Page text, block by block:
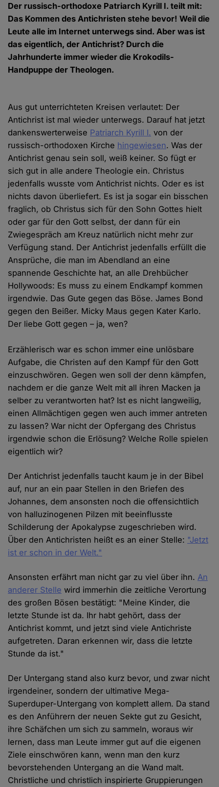
Der russisch-orthodoxe Patriarch Kyrill I. teilt mit:
Das Kommen des Antichristen stehe bevor! Weil die
Leute alle im Internet unterwegs sind. Aber was ist
das eigentlich, der Antichrist? Durch die
Jahrhunderte immer wieder die Krokodils-
Handpuppe der Theologen.
Aus gut unterrichteten Kreisen verlautet: Der
Antichrist ist mal wieder unterwegs. Darauf hat jetzt
dankenswerterweise Patriarch Kyrill I. von der
russisch-orthodoxen Kirche hingewiesen. Was der
Antichrist genau sein soll, weiß keiner. So fügt er
sich gut in alle andere Theologie ein. Christus
jedenfalls wusste vom Antichrist nichts. Oder es ist
nichts davon überliefert. Es ist ja sogar ein bisschen
fraglich, ob Christus sich für den Sohn Gottes hielt
oder gar für den Gott selbst, der dann für ein
Zwiegespräch am Kreuz natürlich nicht mehr zur
Verfügung stand. Der Antichrist jedenfalls erfüllt die
Ansprüche, die man im Abendland an eine
spannende Geschichte hat, an alle Drehbücher
Hollywoods: Es muss zu einem Endkampf kommen
irgendwie. Das Gute gegen das Böse. James Bond
gegen den Beißer. Micky Maus gegen Kater Karlo.
Der liebe Gott gegen – ja, wen?
Erzählerisch war es schon immer eine unlösbare
Aufgabe, die Christen auf den Kampf für den Gott
einzuschwören. Gegen wen soll der denn kämpfen,
nachdem er die ganze Welt mit all ihren Macken ja
selber zu verantworten hat? Ist es nicht langweilig,
einen Allmächtigen gegen wen auch immer antreten
zu lassen? War nicht der Opfergang des Christus
irgendwie schon die Erlösung? Welche Rolle spielen
eigentlich wir?
Der Antichrist jedenfalls taucht kaum je in der Bibel
auf, nur an ein paar Stellen in den Briefen des
Johannes, dem ansonsten noch die offensichtlich
von halluzinogenen Pilzen mit beeinflusste
Schilderung der Apokalypse zugeschrieben wird.
Über den Antichristen heißt es an einer Stelle: "Jetzt
ist er schon in der Welt."
Ansonsten erfährt man nicht gar zu viel über ihn.An
anderer Stelle wird immerhin die zeitliche Verortung
des großen Bösen bestätigt: "Meine Kinder, die
letzte Stunde ist da. Ihr habt gehört, dass der
Antichrist kommt, und jetzt sind viele Antichriste
aufgetreten. Daran erkennen wir, dass die letzte
Stunde da ist."
Der Untergang stand also kurz bevor, und zwar nicht
irgendeiner, sondern der ultimative Mega-
Superduper-Untergang von komplett allem. Da stand
es den Anführern der neuen Sekte gut zu Gesicht,
ihre Schäfchen um sich zu sammeln, woraus wir
lernen, dass man Leute immer gut auf die eigenen
Ziele einschwören kann, wenn man den kurz
bevorstehenden Untergang an die Wand malt.
Christliche und christlich inspirierte Gruppierungen